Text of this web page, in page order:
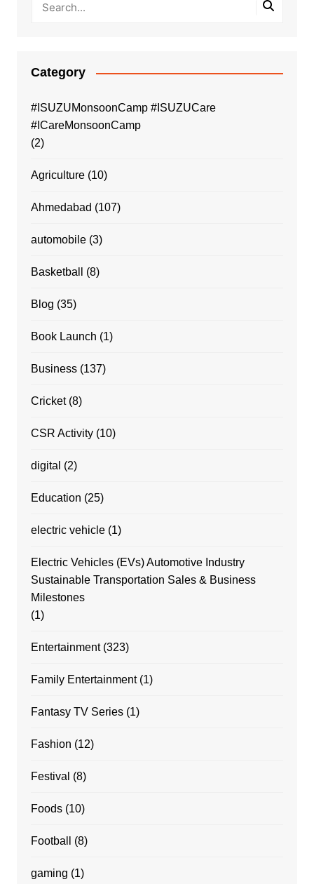
Category
#ISUZUMonsoonCamp #ISUZUCare
#ICareMonsoonCamp
(2)
Agriculture(10)
Ahmedabad (107)
automobile(3)
Basketball (8)
Blog (35)
Book Launch (1)
Business(137)
Cricket(8)
CSR Activity(10)
digital (2)
Education (25)
electric vehicle(1)
Electric Vehicles (EVs) Automotive Industry
Sustainable Transportation Sales & Business
Milestones
(1)
Entertainment(323)
Family Entertainment(1)
Fantasy TV Series(1)
Fashion (12)
Festival (8)
Foods(10)
Football (8)
gaming (1)